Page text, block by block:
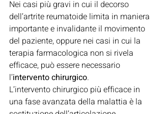
Nei casi più gravi in cui il decorso
dell’artrite reumatoide limita in maniera
importante e invalidante il movimento
del paziente, oppure nei casi in cui la
terapia farmacologica non si rivela
efficace, può essere necessario
l’intervento chirurgico.
L’intervento chirurgico più efficace in
una fase avanzata della malattia è la